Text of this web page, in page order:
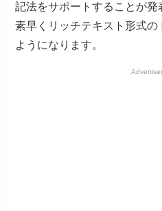
記法をサポートすることが
素早くリッチテキスト形式
ようになります。